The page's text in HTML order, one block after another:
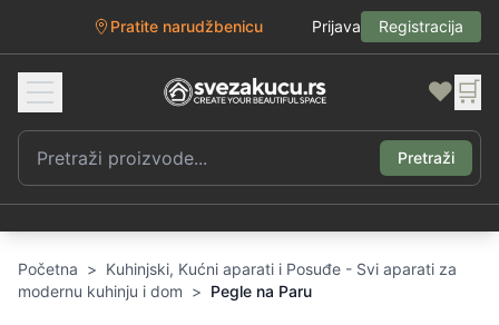
Pratite narudžbenicu Prijava Registracija
❤️ 🛒
Pretraži
Početna > Kuhinjski, Kućni aparati i Posuđe - Svi aparati za
modernu kuhinju i dom > Pegle na Paru